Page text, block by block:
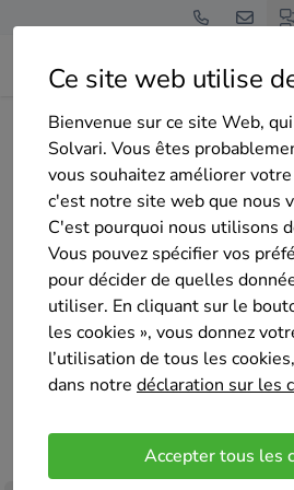
Ce site web utilise
Bienvenue sur ce site Web,
Solvari. Vous êtes
vous souhaitez améliorer
c'est notre site web que nous
C'est pourquoi nous utilisons
Vous pouvez spécifier vos
pour décider de quelles
utiliser. En cliquant sur le
les cookies », vous donnez
l’utilisation de tous les
dans notre déclaration sur les
Accepter tous les
Page d'accueil Aperçu des entreprises
Maxi Habitat
Pas encore d'évaluation
zaventem
Maxi Habitat Électricité est
confiance pour tous vos
résidentielle. Nous offrons des